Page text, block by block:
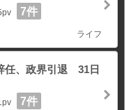
7件
ライフ
任、政界引退 31日
7件